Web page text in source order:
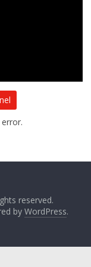
reserved.
by WordPress.